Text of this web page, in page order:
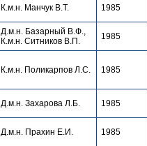
К.м.н. Манчук В.Т. 1985
Д.м.н. Базарный В.Ф.,
К.м.н. Ситников В.П.
1985
К.м.н. Поликарпов Л.С. 1985
Д.м.н. Захарова Л.Б. 1985
Д.м.н. Прахин Е.И. 1985